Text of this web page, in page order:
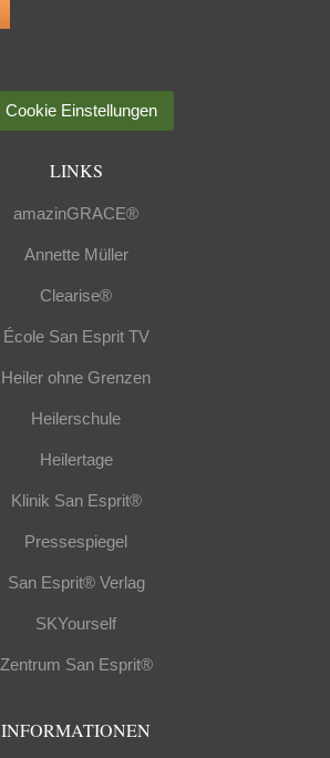
Cookie Einstellungen
LINKS
amazinGRACE®
Annette Müller
Clearise®
École San Esprit TV
Heiler ohne Grenzen
Heilerschule
Heilertage
Klinik San Esprit®
Pressespiegel
San Esprit® Verlag
SKYourself
Zentrum San Esprit®
INFORMATIONEN